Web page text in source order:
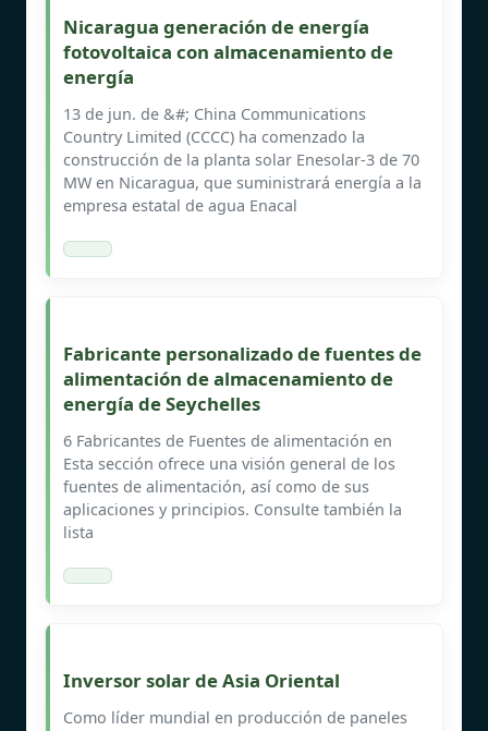
Nicaragua generación de energía
fotovoltaica con almacenamiento de
energía
13 de jun. de &#; China Communications
Country Limited (CCCC) ha comenzado la
construcción de la planta solar Enesolar-3 de 70
MW en Nicaragua, que suministrará energía a la
empresa estatal de agua Enacal
Fabricante personalizado de fuentes de
alimentación de almacenamiento de
energía de Seychelles
6 Fabricantes de Fuentes de alimentación en
Esta sección ofrece una visión general de los
fuentes de alimentación, así como de sus
aplicaciones y principios. Consulte también la
lista
Inversor solar de Asia Oriental
Como líder mundial en producción de paneles